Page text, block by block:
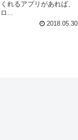
れるアプリがあれば、
...
2018.05.30